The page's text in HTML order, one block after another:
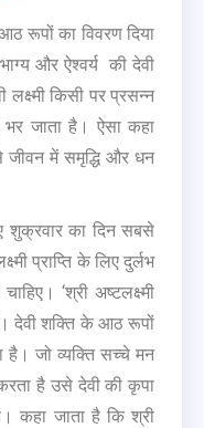
आठ रूपों का विवरण दिया
और ऐश्वर्य की देवी
लक्ष्मी किसी पर प्रसन्न
जाता है। ऐसा कहा
जीवन में समृद्धि और धन
शुक्रवार का दिन सबसे
प्राप्ति के लिए दुर्लभ
‘श्री अष्टलक्ष्मी
देवी शक्ति के आठ रूपों
है। जो व्यक्ति सच्चे मन
करता है उसे देवी की कृपा
कहा जाता है कि श्री